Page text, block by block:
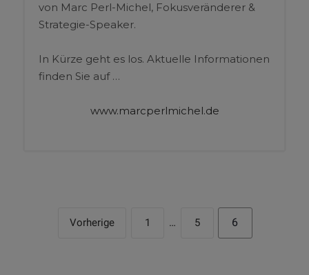
von Marc Perl-Michel, Fokusveränderer &
Strategie-Speaker.
In Kürze geht es los. Aktuelle Informationen
finden Sie auf …
www.marcperlmichel.de
Vorherige 1 … 5 6